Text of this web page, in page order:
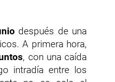
después de una
A primera hora,
, con una caída
intradía entre los